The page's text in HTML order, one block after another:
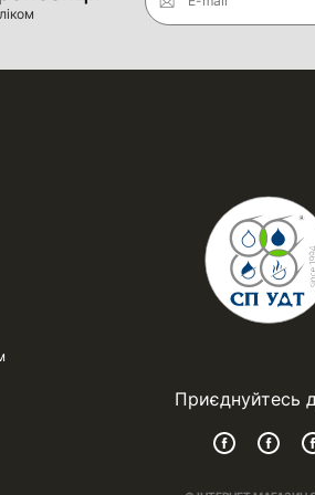
Приєднуйтесь